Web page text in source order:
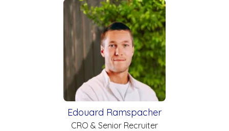
Edouard Ramspacher
CRO & Senior Recruiter